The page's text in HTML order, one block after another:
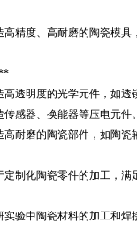
精度、高耐磨的陶瓷模具
透明度的光学元件，如透
感器、换能器等压电元件。
耐磨的陶瓷部件，如陶瓷
制化陶瓷零件的加工，满
验中陶瓷材料的加工和焊